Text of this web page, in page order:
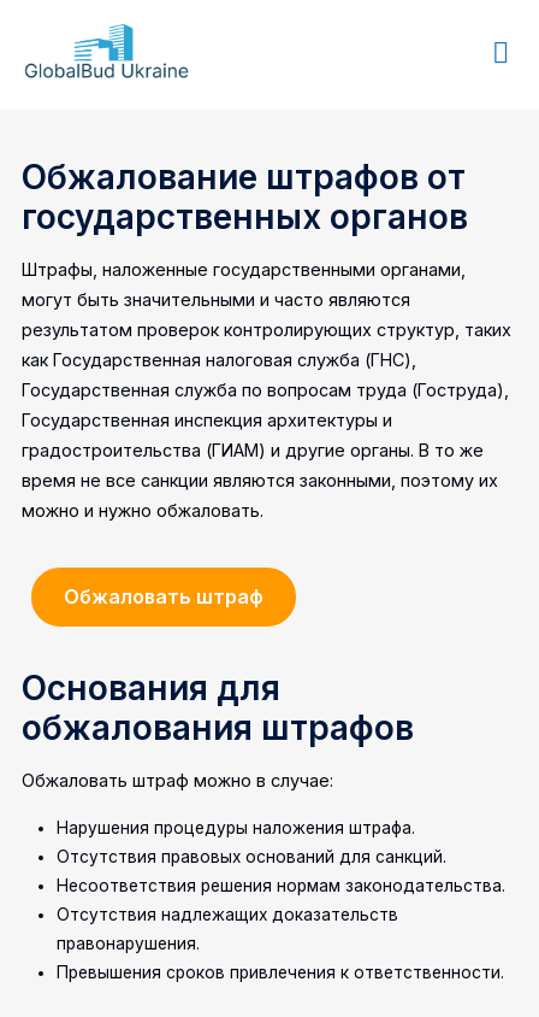
GLOBALBUD
Обжалование штрафов от
государственных органов
Штрафы, наложенные государственными органами,
могут быть значительными и часто являются
результатом проверок контролирующих структур, таких
как Государственная налоговая служба (ГНС),
Государственная служба по вопросам труда (Гоструда),
Государственная инспекция архитектуры и
градостроительства (ГИАМ) и другие органы. В то же
время не все санкции являются законными, поэтому их
можно и нужно обжаловать.
Обжаловать штраф
Основания для
обжалования штрафов
Обжаловать штраф можно в случае:
Нарушения процедуры наложения штрафа.
Отсутствия правовых оснований для санкций.
Несоответствия решения нормам законодательства.
Отсутствия надлежащих доказательств
правонарушения.
Превышения сроков привлечения к ответственности.